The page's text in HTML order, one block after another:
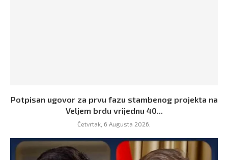
Potpisan ugovor za prvu fazu stambenog projekta na
Veljem brdu vrijednu 40...
Četvrtak, 6 Augusta 2026,